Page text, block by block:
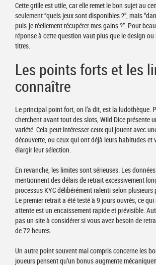
Cette grille est utile, car elle remet le bon sujet au
seulement “quels jeux sont disponibles ?”, mais
puis-je réellement récupérer mes gains ?”. Pour
réponse à cette question vaut plus que le design ou
titres.
Les points forts et les
connaître
Le principal point fort, on l’a dit, est la ludothèque.
cherchent avant tout des slots, Wild Dice présente
variété. Cela peut intéresser ceux qui jouent avec
découverte, ou ceux qui ont déjà leurs habitudes et
élargir leur sélection.
En revanche, les limites sont sérieuses. Les
mentionnent des délais de retrait excessivement
processus KYC délibérément ralenti selon
Le premier retrait a été testé à 9 jours ouvrés, ce
attente est un encaissement rapide et prévisible.
pas un site à considérer si vous avez besoin de
de 72 heures.
Un autre point souvent mal compris concerne les
joueurs pensent qu’un bonus augmente